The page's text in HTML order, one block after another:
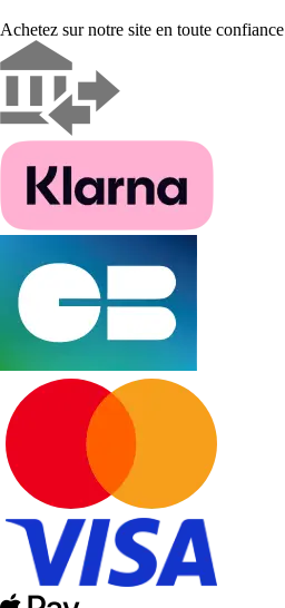
Achetez sur notre site en toute confiance